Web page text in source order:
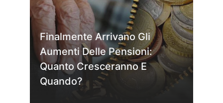
Finalmente Arrivano Gli
Aumenti Delle Pensioni:
Quanto Cresceranno E
Quando?